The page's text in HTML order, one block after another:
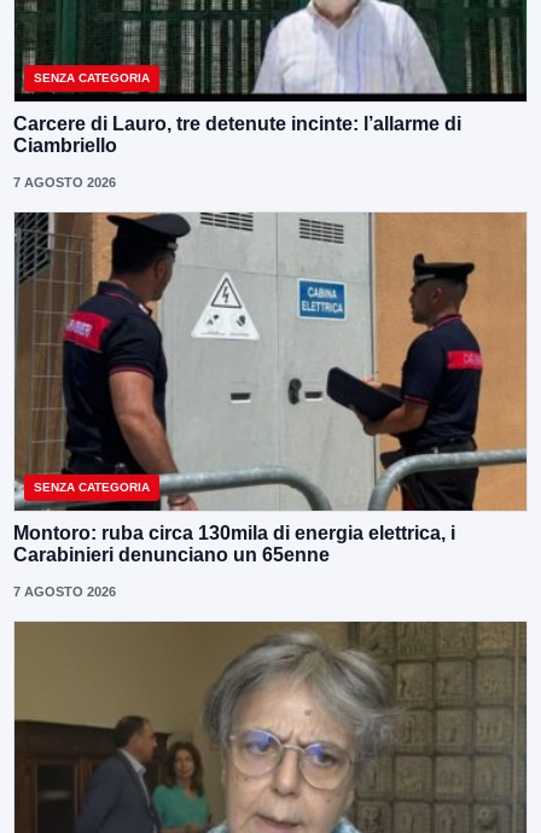
SENZA CATEGORIA
Carcere di Lauro, tre detenute incinte: l’allarme di
Ciambriello
7 AGOSTO 2026
SENZA CATEGORIA
Montoro: ruba circa 130mila di energia elettrica, i
Carabinieri denunciano un 65enne
7 AGOSTO 2026